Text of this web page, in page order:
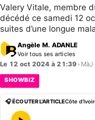
Valery Vitale, membre
décédé ce samedi 12
suites d’une longue
Angèle M. ADANLE
Voir tous ses articles
Le 12 oct 2024 à 21:39•
SHOWBIZ
🎧 ÉCOUTER L'ARTICLE